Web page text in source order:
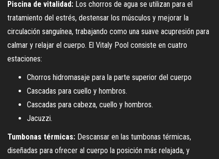
Piscina de vitalidad: Los chorros de agua se utilizan para el
tratamiento del estrés, destensar los músculos y mejorar la
circulación sanguínea, trabajando como una suave acupresión para
calmar y relajar el cuerpo. El Vitaly Pool consiste en cuatro
estaciones:
Chorros hidromasaje para la parte superior del cuerpo
Cascadas para cuello y hombros.
Cascadas para cabeza, cuello y hombros.
Jacuzzi.
Tumbonas térmicas: Descansar en las tumbonas térmicas,
diseñadas para ofrecer al cuerpo la posición más relajada, y